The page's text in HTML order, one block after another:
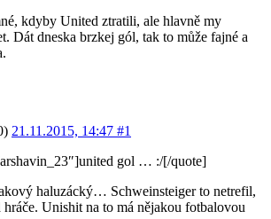
kdyby United ztratili, ale hlavně my
Dát dneska brzkej gól, tak to může fajné a
21.11.2015, 14:47 #1
gol … :/[/quote]
haluzácký… Schweinsteiger to netrefil,
Unishit na to má nějakou fotbalovou